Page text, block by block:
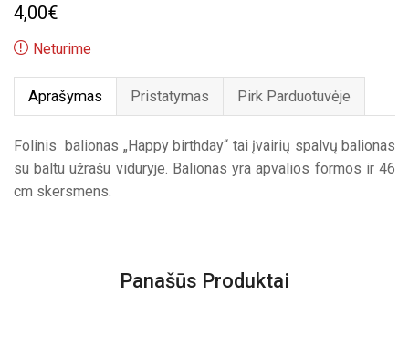
4,00€
Neturime
Aprašymas Pristatymas Pirk Parduotuvėje
Folinis balionas „Happy birthday“ tai įvairių spalvų balionas
su baltu užrašu viduryje. Balionas yra apvalios formos ir 46
cm skersmens.
Panašūs Produktai